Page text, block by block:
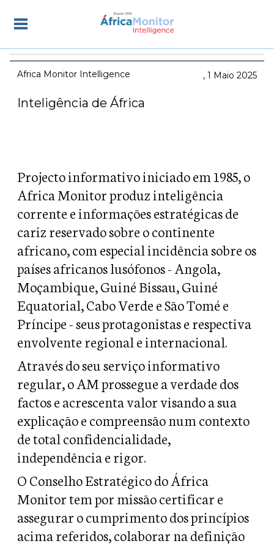
Africa Monitor Intelligence 1 Maio 2025
Inteligência de África
Projecto informativo iniciado em 1985, o
Africa Monitor produz inteligência
corrente e informações estratégicas de
cariz reservado sobre o continente
africano, com especial incidência sobre os
países africanos lusófonos - Angola,
Moçambique, Guiné Bissau, Guiné
Equatorial, Cabo Verde e São Tomé e
Príncipe - seus protagonistas e respectiva
envolvente regional e internacional.
Através do seu serviço informativo
regular, o AM prossegue a verdade dos
factos e acrescenta valor visando a sua
explicação e compreensão num contexto
de total confidencialidade,
independência e rigor.
O Conselho Estratégico do África
Monitor tem por missão certificar e
assegurar o cumprimento dos princípios
acima referidos, colaborar na definição